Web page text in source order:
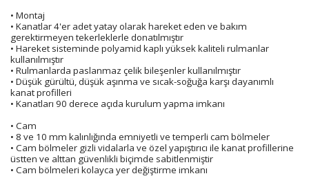
• Montaj
• Kanatlar 4'er adet yatay olarak hareket eden ve bakım
gerektirmeyen tekerleklerle donatılmıştır
• Hareket sisteminde polyamid kaplı yüksek kaliteli rulmanlar
kullanılmıştır
• Rulmanlarda paslanmaz çelik bileşenler kullanılmıştır
• Düşük gürültü, düşük aşınma ve sıcak-soğuğa karşı dayanımlı
kanat profilleri
• Kanatları 90 derece açıda kurulum yapma imkanı
• Cam
• 8 ve 10 mm kalınlığında emniyetli ve temperli cam bölmeler
• Cam bölmeler gizli vidalarla ve özel yapıştırıcı ile kanat profillerine
üstten ve alttan güvenlikli biçimde sabitlenmiştir
• Cam bölmeleri kolayca yer değiştirme imkanı